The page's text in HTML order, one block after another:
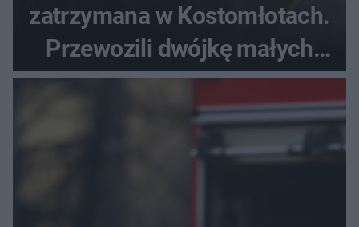
zatrzymana w Kostomłotach.
Przewozili dwójkę małych
dzieci